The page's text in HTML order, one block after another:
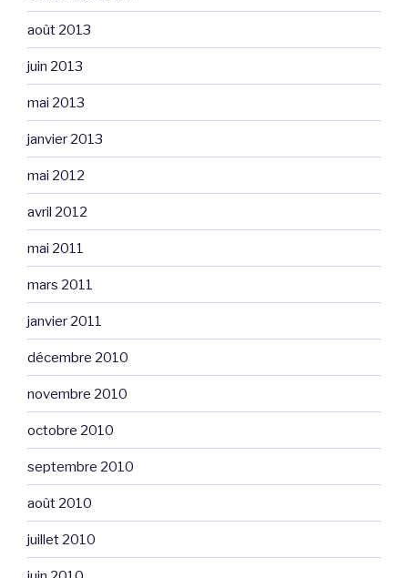
août 2013
juin 2013
mai 2013
janvier 2013
mai 2012
avril 2012
mai 2011
mars 2011
janvier 2011
décembre 2010
novembre 2010
octobre 2010
septembre 2010
août 2010
juillet 2010